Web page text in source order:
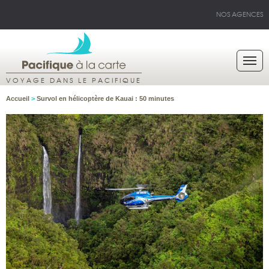
NOS AGENCES
VOYAGE DANS LE PACIFIQUE
Accueil > Survol en hélicoptère de Kauai : 50 minutes